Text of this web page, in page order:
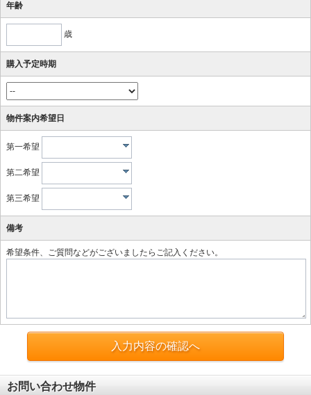
年齢
歳
購入予定時期
物件案内希望日
第一希望
第二希望
第三希望
備考
希望条件、ご質問などがございましたらご記入ください。
入力内容の確認へ
お問い合わせ物件